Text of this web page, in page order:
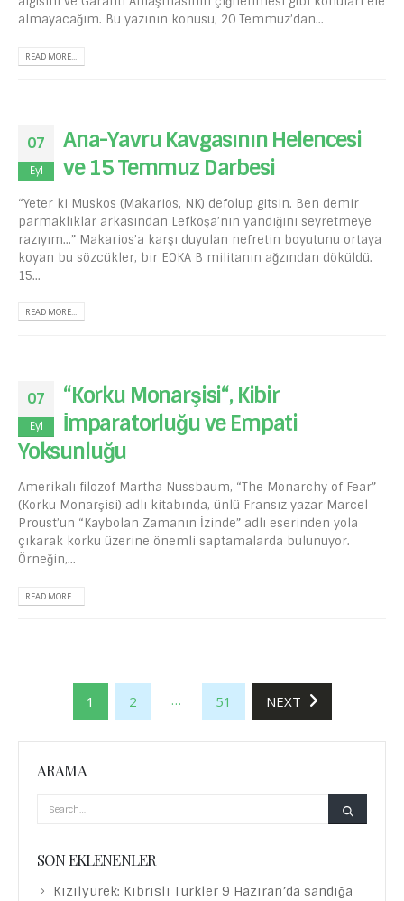
almayacağım. Bu yazının konusu, 20 Temmuz’dan...
READ MORE...
07
Eyl
Ana-Yavru Kavgasının Helencesi
ve 15 Temmuz Darbesi
“Yeter ki Muskos (Makarios, NK) defolup gitsin. Ben demir
parmaklıklar arkasından Lefkoşa’nın yandığını seyretmeye
razıyım...” Makarios’a karşı duyulan nefretin boyutunu ortaya
koyan bu sözcükler, bir EOKA B militanın ağzından döküldü.
15...
READ MORE...
07
Eyl
“Korku Monarşisi“, Kibir
İmparatorluğu ve Empati
Yoksunluğu
Amerikalı filozof Martha Nussbaum, “The Monarchy of Fear”
(Korku Monarşisi) adlı kitabında, ünlü Fransız yazar Marcel
Proust’un “Kaybolan Zamanın İzinde” adlı eserinden yola
çıkarak korku üzerine önemli saptamalarda bulunuyor.
Örneğin,...
READ MORE...
1 2 … 51 NEXT
ARAMA
SON EKLENENLER
Kızılyürek: Kıbrıslı Türkler 9 Haziran’da sandığa